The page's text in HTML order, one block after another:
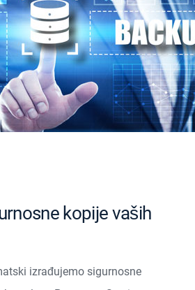
kopije vaših
izrađujemo sigurnosne